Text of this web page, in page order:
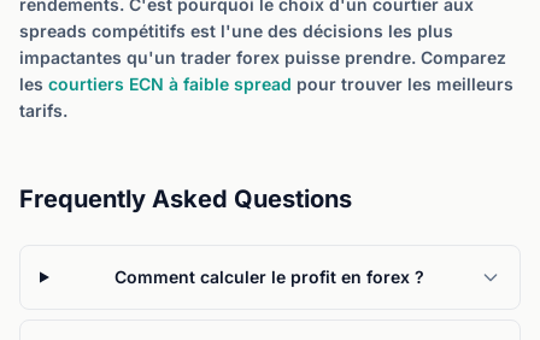
rendements. C'est pourquoi le choix d'un courtier aux
spreads compétitifs est l'une des décisions les plus
impactantes qu'un trader forex puisse prendre. Comparez
les courtiers ECN à faible spread pour trouver les meilleurs
tarifs.
Frequently Asked Questions
Comment calculer le profit en forex ?